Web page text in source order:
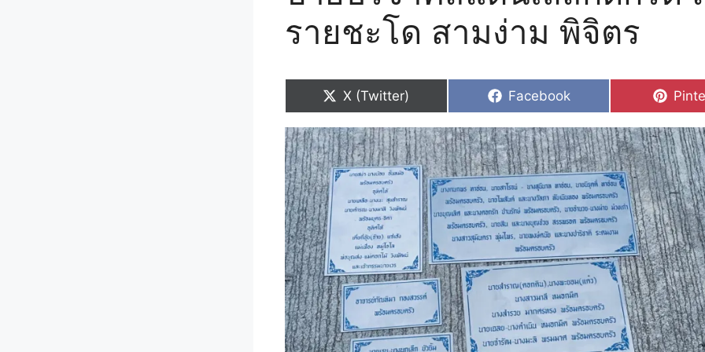
รายชะโด สามง่าม พิจิตร
Share
X (Twitter)
Share
Facebook